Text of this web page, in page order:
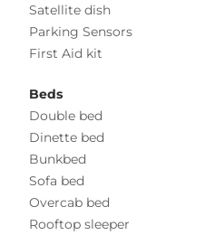
Satellite dish
Parking Sensors
First Aid kit
Beds
Double bed
Dinette bed
Bunkbed
Sofa bed
Overcab bed
Rooftop sleeper